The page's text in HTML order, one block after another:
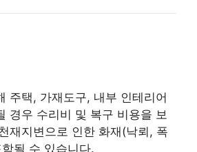
주택, 가재도구, 내부 인테리어
경우 수리비 및 복구 비용을 보
재지변으로 인한 화재(낙뢰, 폭
될 수 있습니다.